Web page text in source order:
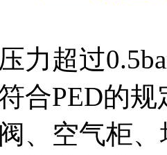
力超过
合PED的
、空气柜